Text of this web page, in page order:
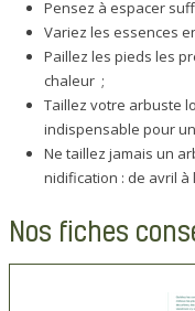
Pensez à espacer
Variez les essences
Paillez les pieds les
chaleur ;
Taillez votre arbuste
indispensable pour
Ne taillez jamais un
nidification : de avril à
Nos fiches